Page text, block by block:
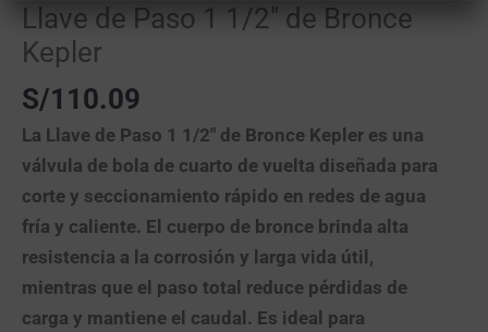
Llave de Paso 1 1/2″ de Bronce
Kepler
S/110.09
La Llave de Paso 1 1/2″ de Bronce Kepler es una
válvula de bola de cuarto de vuelta diseñada para
corte y seccionamiento rápido en redes de agua
fría y caliente. El cuerpo de bronce brinda alta
resistencia a la corrosión y larga vida útil,
mientras que el paso total reduce pérdidas de
carga y mantiene el caudal. Es ideal para